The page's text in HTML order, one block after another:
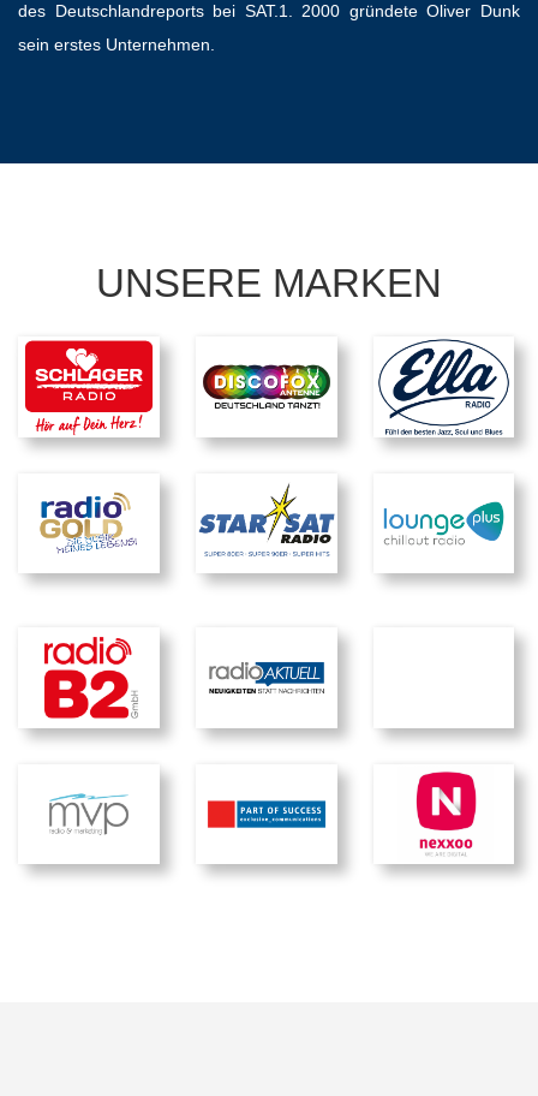
des Deutschlandreports bei SAT.1. 2000 gründete Oliver Dunk
sein erstes Unternehmen.
UNSERE MARKEN